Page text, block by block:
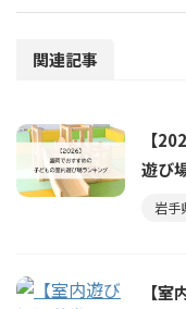
関連記事
【
遊び
岩手
【